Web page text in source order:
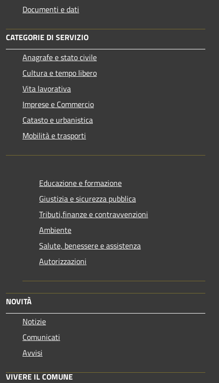
Documenti e dati
CATEGORIE DI SERVIZIO
Anagrafe e stato civile
Cultura e tempo libero
Vita lavorativa
Imprese e Commercio
Catasto e urbanistica
Mobilità e trasporti
Educazione e formazione
Giustizia e sicurezza pubblica
Tributi,finanze e contravvenzioni
Ambiente
Salute, benessere e assistenza
Autorizzazioni
NOVITÀ
Notizie
Comunicati
Avvisi
VIVERE IL COMUNE